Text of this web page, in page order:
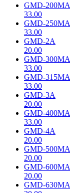
GMD-200MA
33.00
GMD-250MA
33.00
GMD-2A
20.00
GMD-300MA
33.00
GMD-315MA
33.00
GMD-3A
20.00
GMD-400MA
33.00
GMD-4A
20.00
GMD-500MA
20.00
GMD-600MA
20.00
GMD-630MA